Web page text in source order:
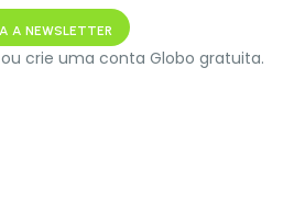
A NEWSLETTER
crie uma conta Globo gratuita.